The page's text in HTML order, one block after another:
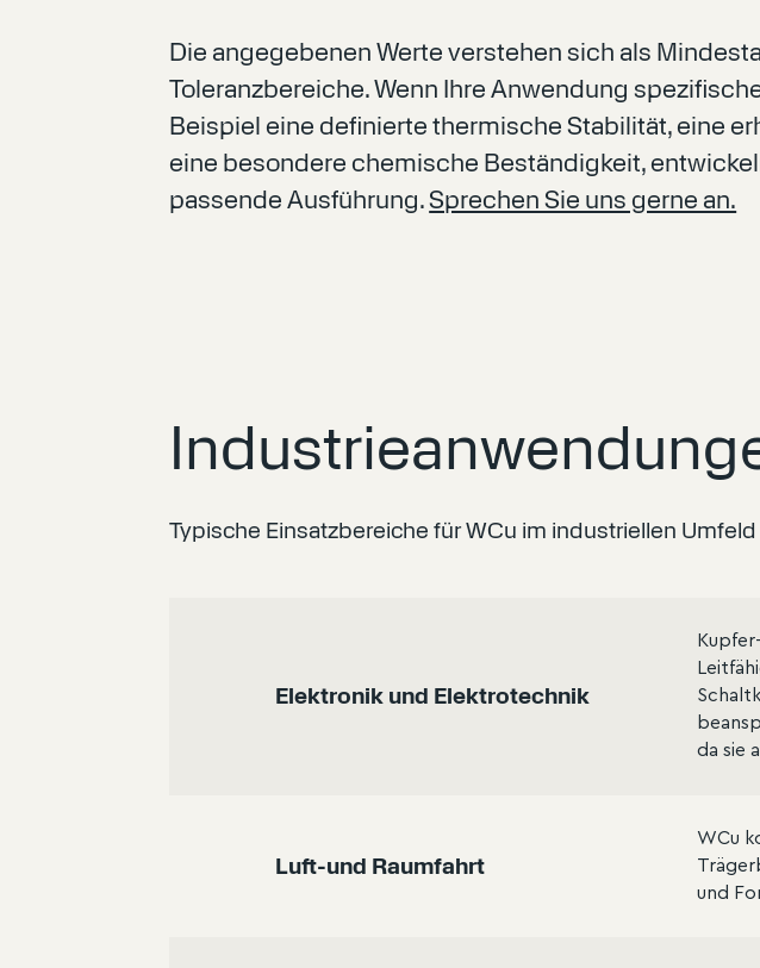
Die angegebenen Werte verstehen sich als
Toleranzbereiche. Wenn Ihre Anwendung
Beispiel eine definierte thermische Stabilität, eine
eine besondere chemische Beständigkeit,
passende Ausführung.Sprechen Sie uns gerne an.
Typische Einsatzbereiche für WCu im industriellen Umfeld
Elektronik und Elektrotechnik
da sie
Luft-und Raumfahrt
WCu
und